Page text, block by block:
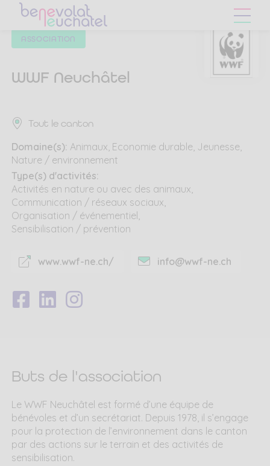
main
navigation
content
ASSOCIATION
WWF Neuchâtel
Tout le canton
Domaine(s): Animaux Economie durable Jeunesse
Nature / environnement
Type(s) d'activités:
Activités en nature ou avec des animaux
Communication / réseaux sociaux
Organisation / événementiel
Sensibilisation / prévention
www.wwf-ne.ch/ info@wwf-ne.ch
Suivez-
nous
Suivez-
nous
Suivez-
nous
Buts de l'association
Le WWF Neuchâtel est formé d’une équipe de
bénévoles et d’un secrétariat. Depuis 1978, il s’engage
pour la protection de l’environnement dans le canton
par des actions sur le terrain et des activités de
sensibilisation.